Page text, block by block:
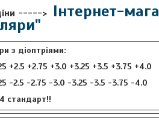
-----> Інтернет-
з діоптріями:
+2.5 +2.75 +3.0 +3.25 +3.5 +3.75 +4.0
-2.5 -2.75 -3.0 -3.25 -3.5 -3.75 -4.0
стандарт!!